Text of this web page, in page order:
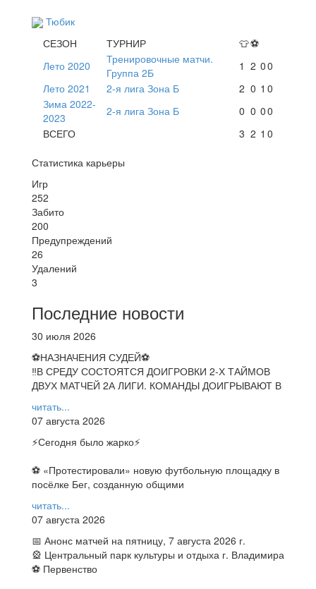
Тюбик
СЕЗОН
ТУРНИР 👕⚽
Лето 2020
Тренировочные матчи.
Группа 2Б
1 2 00
Лето 2021
2-я лига Зона Б 2 0 1 0
Зима 2022-
2023
2-я лига Зона Б 0 0 00
ВСЕГО
3 2 1 0
Статистика карьеры
Игр
252
Забито
200
Предупреждений
26
Удалений
3
Последние новости
30 июля 2026
⚽НАЗНАЧЕНИЯ СУДЕЙ⚽
‼В СРЕДУ СОСТОЯТСЯ ДОИГРОВКИ 2-Х ТАЙМОВ
ДВУХ МАТЧЕЙ 2А ЛИГИ. КОМАНДЫ ДОИГРЫВАЮТ В
читать...
07 августа 2026
⚡️Сегодня было жарко⚡️
⚽ ️«Протестировали» новую футбольную площадку в
посёлке Бег, созданную общими
читать...
07 августа 2026
📅 Анонс матчей на пятницу, 7 августа 2026 г.
🎡 Центральный парк культуры и отдыха г. Владимира
⚽ Первенство